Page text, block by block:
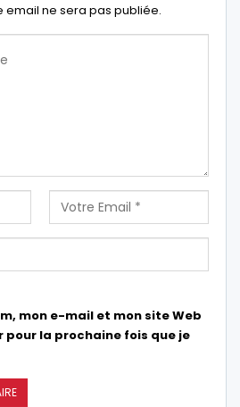
email ne sera pas publiée.
mon e-mail et mon site Web
la prochaine fois que je